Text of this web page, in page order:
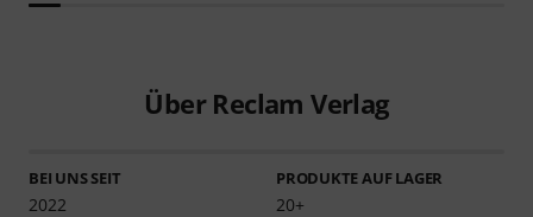
Über Reclam Verlag
BEI UNS SEIT
2022
PRODUKTE AUF LAGER
20+